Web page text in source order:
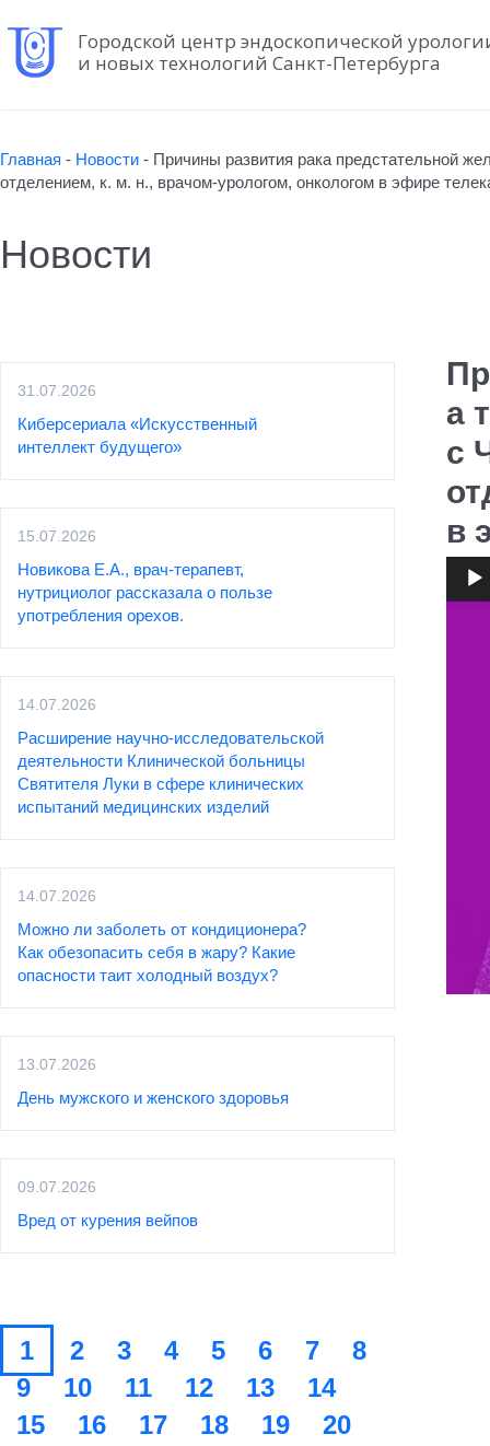
Городской центр эндоскопической
и новых технологий Санкт-Петербурга
Главная - Новости - Причины развития рака предстательной
отделением, к. м. н., врачом-урологом, онкологом в эфире
Новости
31.07.2026
Киберсериала «Искусственный
интеллект будущего»
15.07.2026
Новикова Е.А., врач-терапевт,
нутрициолог рассказала о пользе
употребления орехов.
14.07.2026
Расширение научно-исследовательской
деятельности Клинической больницы
Святителя Луки в сфере клинических
испытаний медицинских изделий
14.07.2026
Можно ли заболеть от кондиционера?
Как обезопасить себя в жару? Какие
опасности таит холодный воздух?
13.07.2026
День мужского и женского здоровья
09.07.2026
Вред от курения вейпов
1 2 3 4 5 6 7
8
9
10 11 12 13
14
15
16 17 18 19
20
а
с
в